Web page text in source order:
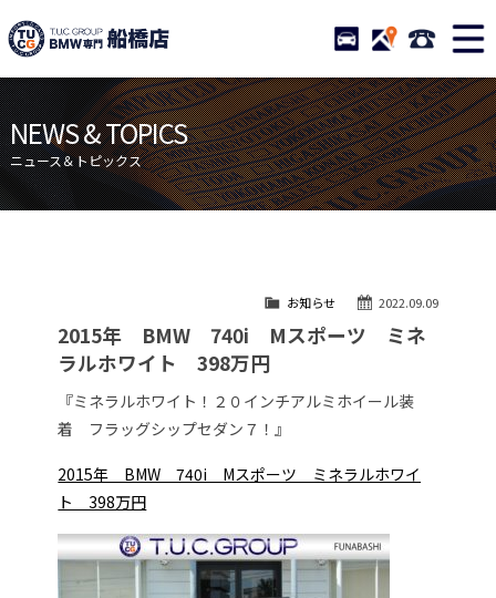
TUCグループ BMW専門 船
STOCK ACCESS 047-
ニュース
在庫リスト
目玉車両一覧
店舗紹介
保証＆サービス
アクセスマップ
自動車保険
TUCとは？
納車blog
スタッフblog
会社概要
NEWS & TOPICS
ニュース＆トピックス
2022.09.09
お知らせ
2015年 BMW 740i Mスポーツ ミネ
ラルホワイト 398万円
『ミネラルホワイト！２０インチアルミホイール装
着 フラッグシップセダン７！』
2015年 BMW 740i Mスポーツ ミネラルホワイ
ト 398万円